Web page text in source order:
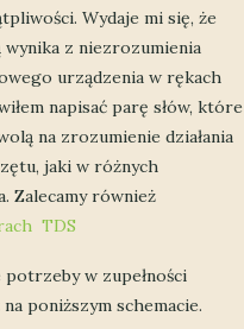
Wydaje mi się, że
z niezrozumienia
urządzenia w rękach
napisać parę słów, które
na zrozumienie działania
jaki w różnych
Zalecamy również
TDS
w zupełności
poniższym schemacie.